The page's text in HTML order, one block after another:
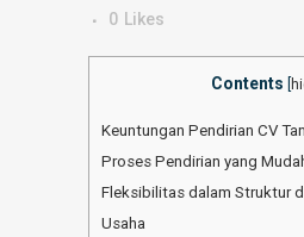
0 Likes
Contents
Keuntungan Pendirian CV
Proses Pendirian yang
Fleksibilitas dalam Struktur
Usaha